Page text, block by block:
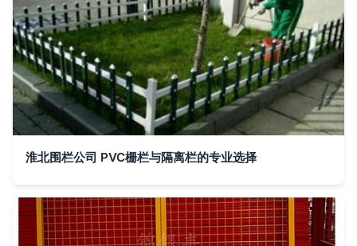
淮北围栏公司 PVC栅栏与隔离栏的专业选择